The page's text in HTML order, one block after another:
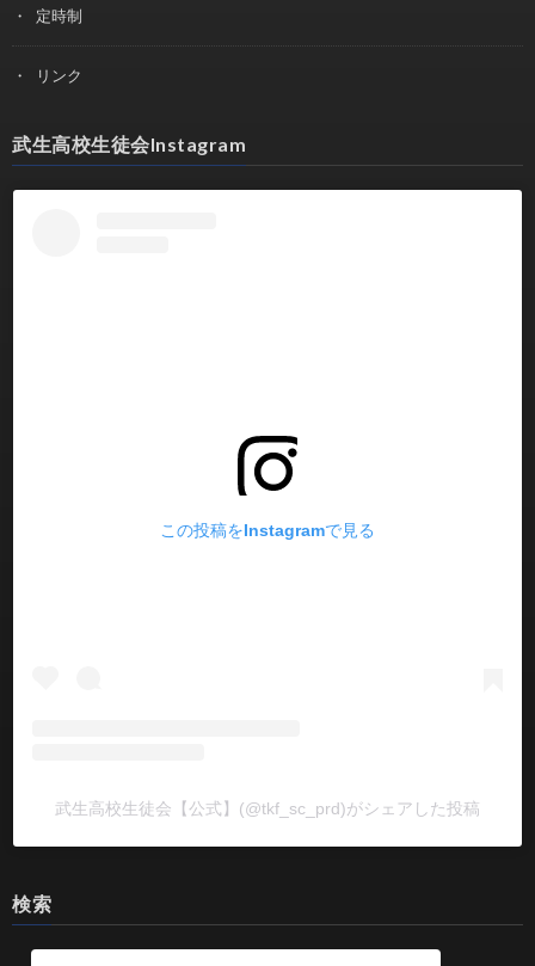
定時制
リンク
武生高校生徒会Instagram
この投稿をInstagramで見る
武生高校生徒会【公式】(@tkf_sc_prd)がシェアした投稿
検索